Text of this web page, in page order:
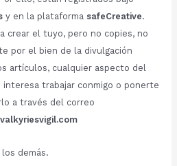
y en la plataforma safeCreative.
crear el tuyo, pero no copies, no
por el bien de la divulgación
artículos, cualquier aspecto del
trabajar conmigo o ponerte
a través del correo
demás.